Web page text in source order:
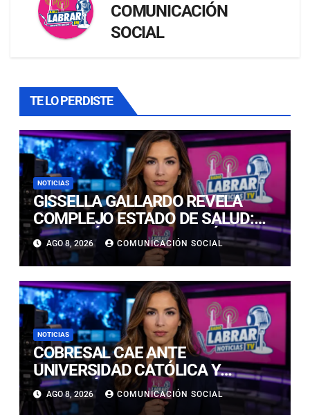
COMUNICACIÓN
SOCIAL
TE LO PERDISTE
NOTICIAS
GISSELLA GALLARDO REVELA
COMPLEJO ESTADO DE SALUD:
“ME TENÍAN MAL HACE DÍAS”
AGO 8, 2026 COMUNICACIÓN SOCIAL
NOTICIAS
COBRESAL CAE ANTE
UNIVERSIDAD CATÓLICA Y
CONTINÚA COMPLICADO EN LA
PARTE BAJA DE LA TABLA
AGO 8, 2026 COMUNICACIÓN SOCIAL